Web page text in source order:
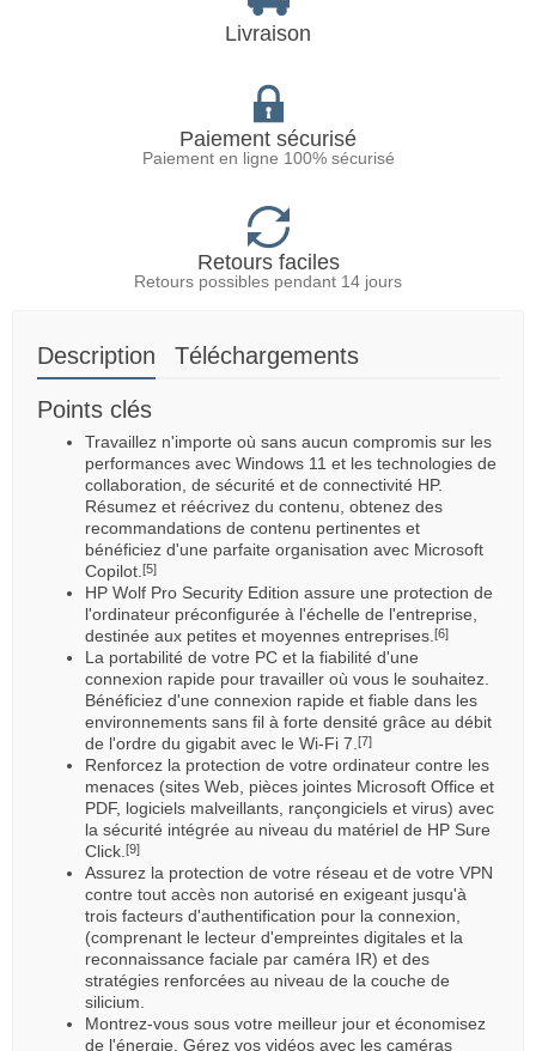
Livraison
Paiement sécurisé
Paiement en ligne 100% sécurisé
Retours faciles
Retours possibles pendant 14 jours
Description Téléchargements
Points clés
Travaillez n'importe où sans aucun compromis sur les
performances avec Windows 11 et les technologies de
collaboration, de sécurité et de connectivité HP.
Résumez et réécrivez du contenu, obtenez des
recommandations de contenu pertinentes et
bénéficiez d'une parfaite organisation avec Microsoft
Copilot. [5]
HP Wolf Pro Security Edition assure une protection de
l'ordinateur préconfigurée à l'échelle de l'entreprise,
destinée aux petites et moyennes entreprises. [6]
La portabilité de votre PC et la fiabilité d'une
connexion rapide pour travailler où vous le souhaitez.
Bénéficiez d'une connexion rapide et fiable dans les
environnements sans fil à forte densité grâce au débit
de l'ordre du gigabit avec le Wi-Fi 7. [7]
Renforcez la protection de votre ordinateur contre les
menaces (sites Web, pièces jointes Microsoft Office et
PDF, logiciels malveillants, rançongiciels et virus) avec
la sécurité intégrée au niveau du matériel de HP Sure
Click. [9]
Assurez la protection de votre réseau et de votre VPN
contre tout accès non autorisé en exigeant jusqu'à
trois facteurs d'authentification pour la connexion,
(comprenant le lecteur d'empreintes digitales et la
reconnaissance faciale par caméra IR) et des
stratégies renforcées au niveau de la couche de
silicium.
Montrez-vous sous votre meilleur jour et économisez
de l'énergie. Gérez vos vidéos avec les caméras